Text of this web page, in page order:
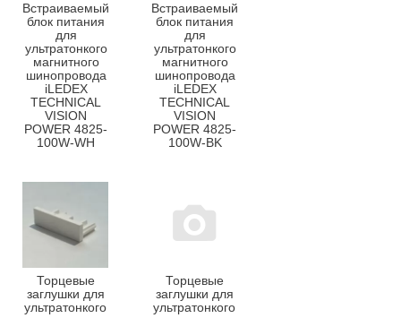
Встраиваемый
блок питания
для
ультратонкого
магнитного
шинопровода
iLEDEX
TECHNICAL
VISION
POWER 4825-
100W-WH
Встраиваемый
блок питания
для
ультратонкого
магнитного
шинопровода
iLEDEX
TECHNICAL
VISION
POWER 4825-
100W-BK
Торцевые
заглушки для
ультратонкого
Торцевые
заглушки для
ультратонкого